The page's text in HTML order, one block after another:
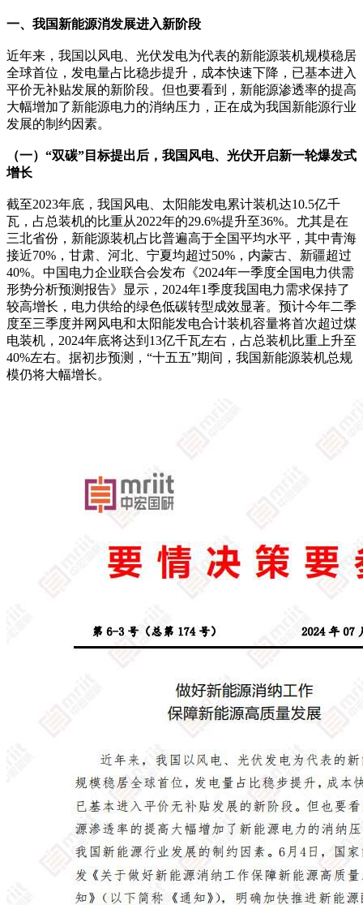
一、我国新能源消发展进入新阶段
近年来，我国以风电、光伏发电为代表的新能源装机规模稳居
全球首位，发电量占比稳步提升，成本快速下降，已基本进入
平价无补贴发展的新阶段。但也要看到，新能源渗透率的提高
大幅增加了新能源电力的消纳压力，正在成为我国新能源行业
发展的制约因素。
（一）“双碳”目标提出后，我国风电、光伏开启新一轮爆发式
增长
截至2023年底，我国风电、太阳能发电累计装机达10.5亿千
瓦，占总装机的比重从2022年的29.6%提升至36%。尤其是在
三北省份，新能源装机占比普遍高于全国平均水平，其中青海
接近70%，甘肃、河北、宁夏均超过50%，内蒙古、新疆超过
40%。中国电力企业联合会发布《2024年一季度全国电力供需
形势分析预测报告》显示，2024年1季度我国电力需求保持了
较高增长，电力供给的绿色低碳转型成效显著。预计今年二季
度至三季度并网风电和太阳能发电合计装机容量将首次超过煤
电装机，2024年底将达到13亿千瓦左右，占总装机比重上升至
40%左右。据初步预测，“十五五”期间，我国新能源装机总规
模仍将大幅增长。